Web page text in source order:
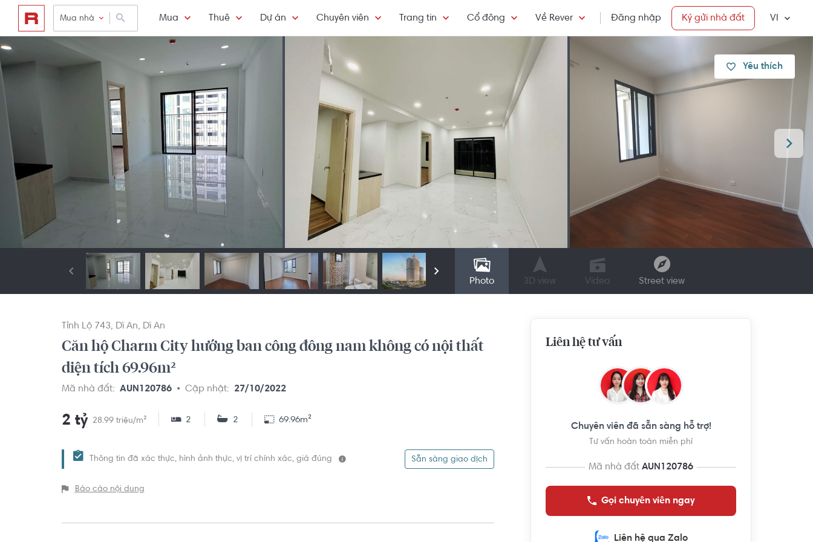
Mua nhà Mua Thuê Dự án Chuyên viên Trang tin Cổ đông Về Rever Đăng nhập Ký gửi nhà đất VI
Yêu thích
Photo 3D view Video Street view
Tỉnh Lộ 743 Dĩ An Dĩ An
Căn hộ Charm City hướng ban công đông nam không có nội thất
diện tích 69.96m²
Mã nhà đất: AUN120786 Cập nhật: 27/10/2022
2 tỷ 28.99 triệu/m² 2 2 69.96m²
Thông tin đã xác thực, hình ảnh thực, vị trí chính xác, giá đúng Sẵn sàng giao dịch
Báo cáo nội dung
Liên hệ tư vấn
Chuyên viên đã sẵn sàng hỗ trợ!
Tư vấn hoàn toàn miễn phí
Mã nhà đất AUN120786
Gọi chuyên viên ngay
Liên hệ qua Zalo